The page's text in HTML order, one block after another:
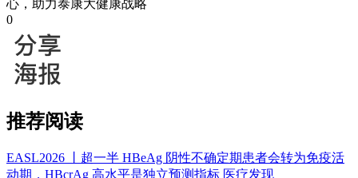
心，助力泰康大健康战略
0
推荐阅读
EASL2026 丨超一半 HBeAg 阴性不确定期患者会转为免疫活
动期，HBcrAg 高水平是独立预测指标 医疗发现